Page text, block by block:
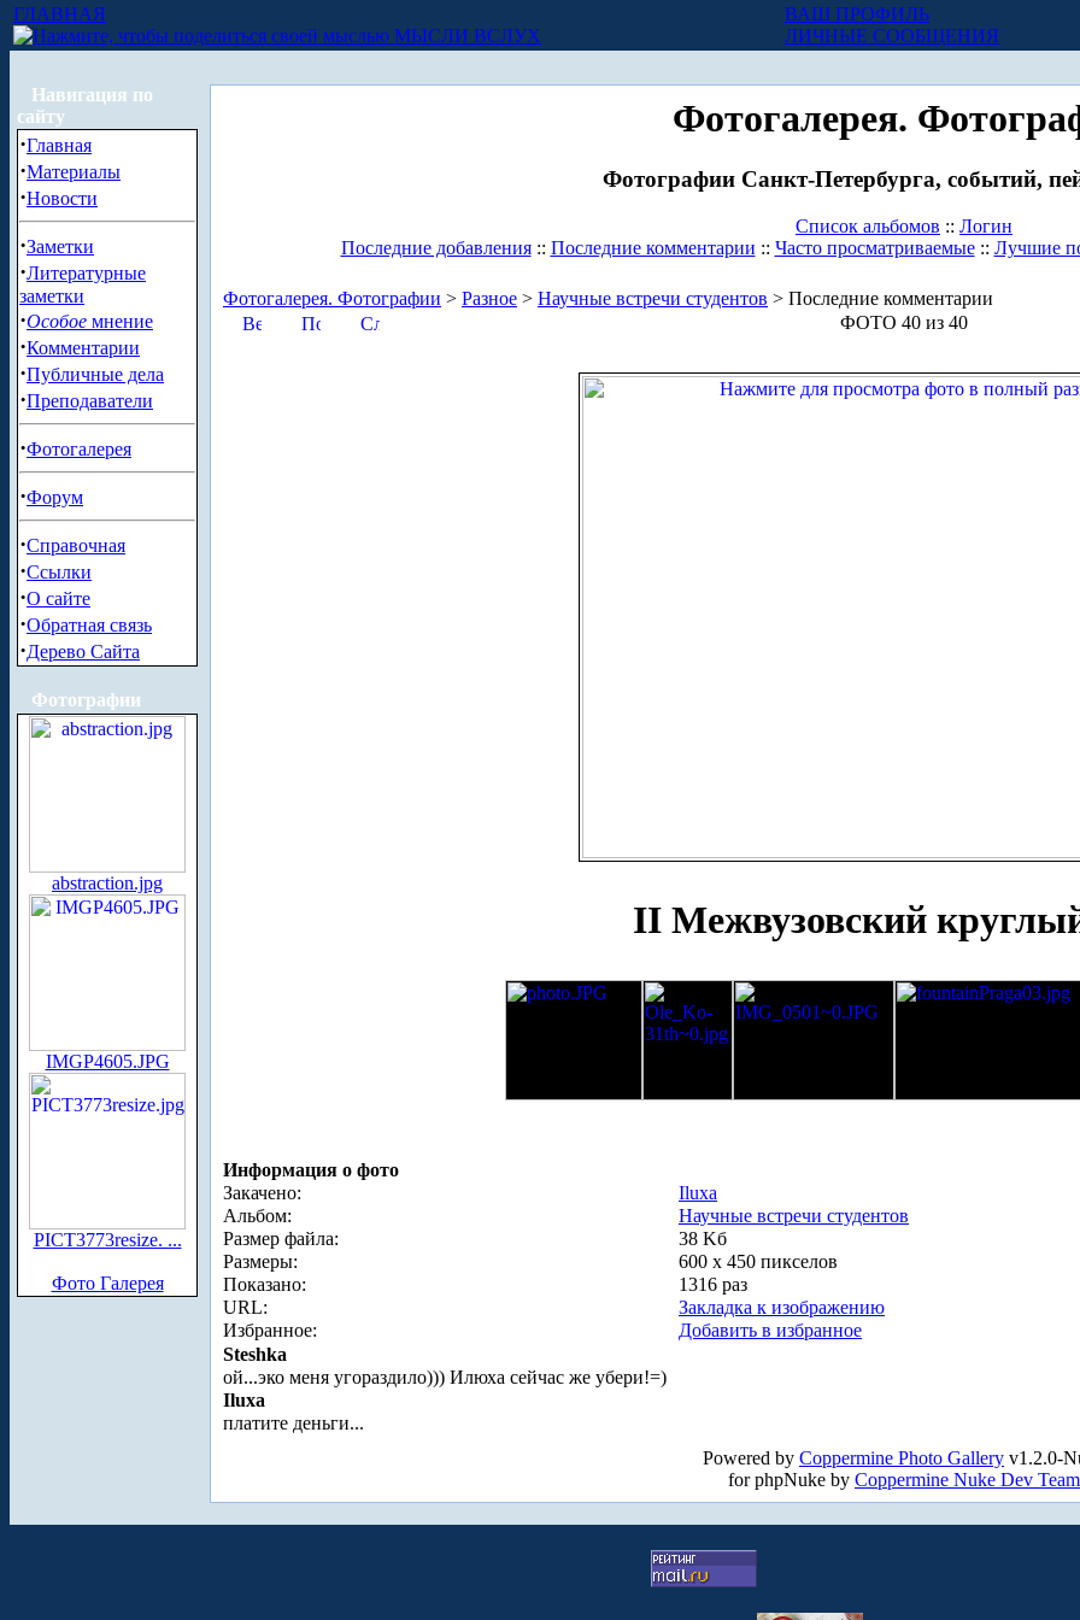
ГЛАВНАЯ
МЫСЛИ ВСЛУХ
ВАШ ПРОФИЛЬ
ЛИЧНЫЕ СООБЩЕНИЯ
Навигация по
сайту
·Главная
·Материалы
·Новости
·Заметки
·Литературные
заметки
·Особое мнение
·Комментарии
·Публичные дела
·Преподаватели
·Фотогалерея
·Форум
·Справочная
·Ссылки
·О сайте
·Обратная связь
·Дерево Сайта
Фотографии
abstraction.jpg
IMGP4605.JPG
PICT3773resize. ...
Фото Галерея
Фотогалерея.
Фотографии Санкт-Петербурга, событий,
Список альбомов :: Логин
Последние добавления:: Последние комментарии :: Часто просматриваемые:: Лучшие
Фотогалерея. Фотографии > Разное > Научные встречи студентов > Последние комментарии
ФОТО 40 из 40
II Межвузовский
Информация о фото
Закачено:
Iluxa
Альбом:
Научные встречи студентов
Размер файла:
38 Kб
Размеры:
600 x 450 пикселов
Показано:
1316 раз
URL:
Закладка к изображению
Избранное:
Добавить в избранное
Steshka
ой...эко меня угораздило))) Илюха сейчас же убери!=)
Iluxa
платите деньги...
Powered by Coppermine Photo Gallery v1.2.0-
for phpNuke by Coppermine Nuke Dev Team